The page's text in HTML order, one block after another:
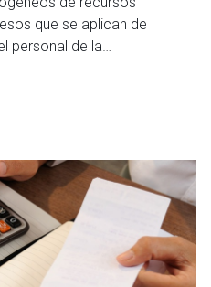
que se aplican de
personal de la…